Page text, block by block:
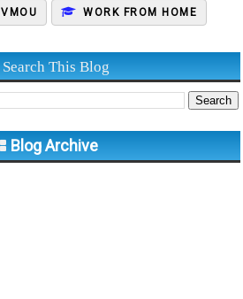
VMOU WORK FROM HOME
Search This Blog
Blog Archive